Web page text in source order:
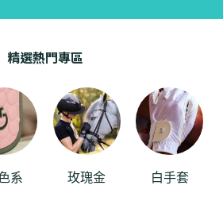
精選熱門專區
系 玫瑰金 白手套